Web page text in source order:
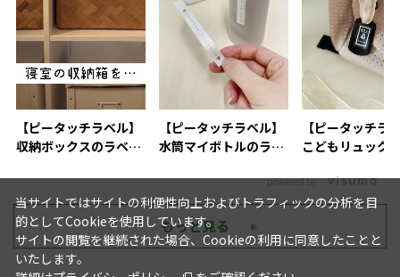
【ピータッチラベル】
収納ボックスのラベリ
【ピータッチラベル】
水筒マイボトルのラベ
【ピータッチラ
こどもリュック
powered by
もっと見る
当サイトではサイトの利便性向上およびトラフィックの分析を目
的としてCookieを使用しています。
サイトの閲覧を継続された場合、Cookieの利用に同意したことと
いたします。